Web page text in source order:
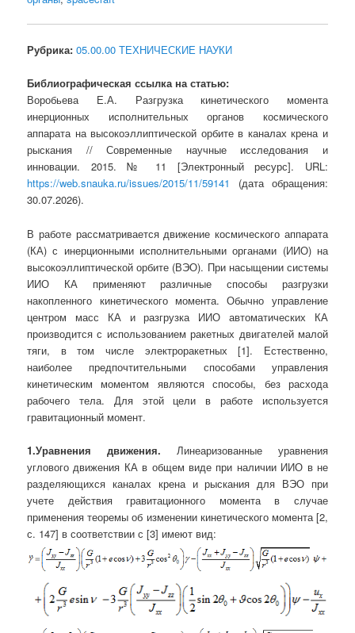
Рубрика: 05.00.00 ТЕХНИЧЕСКИЕ НАУКИ
Библиографическая ссылка на статью:
Воробьева Е.А. Разгрузка кинетического момента
инерционных исполнительных органов космического
аппарата на высокоэллиптической орбите в каналах крена и
рыскания // Современные научные исследования и
инновации. 2015. № 11 [Электронный ресурс]. URL:
https://web.snauka.ru/issues/2015/11/59141
(дата обращения:
30.07.2026).
В работе рассматривается движение космического аппарата
(КА) с инерционными исполнительными органами (ИИО) на
высокоэллиптической орбите (ВЭО). При насыщении системы
ИИО КА применяют различные способы разгрузки
накопленного кинетического момента. Обычно управление
центром масс КА и разгрузка ИИО автоматических КА
производится с использованием ракетных двигателей малой
тяги, в том числе электроракетных [1]. Естественно,
наиболее предпочтительными способами управления
кинетическим моментом являются способы, без расхода
рабочего тела. Для этой цели в работе используется
гравитационный момент.
1.Уравнения движения. Линеаризованные уравнения
углового движения КА в общем виде при наличии ИИО в не
разделяющихся каналах крена и рыскания для ВЭО при
учете действия гравитационного момента в случае
применения теоремы об изменении кинетического момента [2,
с. 147] в соответствии с [3] имеют вид: